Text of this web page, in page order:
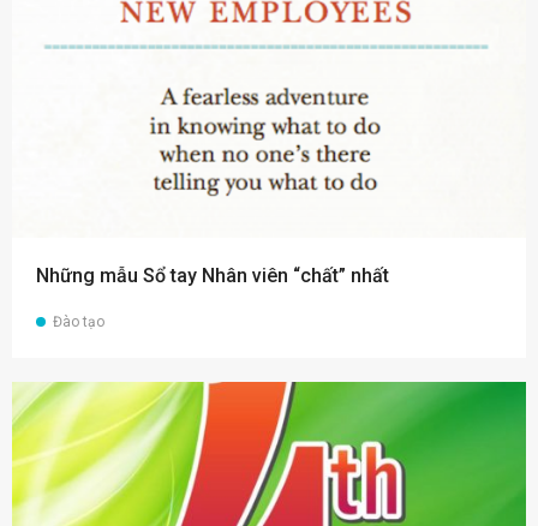
Những mẫu Sổ tay Nhân viên “chất” nhất
Đào tạo